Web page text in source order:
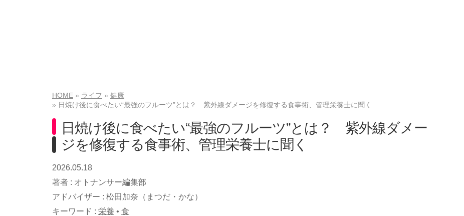
HOME ライフ
健康
日焼け後に食べたい“最強のフルーツ”とは？ 紫外線ダメージを修復する食事術、管理栄養士に聞く
日焼け後に食べたい“最強のフルーツ”とは？ 紫外線ダメー
ジを修復する食事術、管理栄養士に聞く
2026.05.18
著者 : オトナンサー編集部
アドバイザー : 松田加奈（まつだ・かな）
キーワード : 栄養 • 食